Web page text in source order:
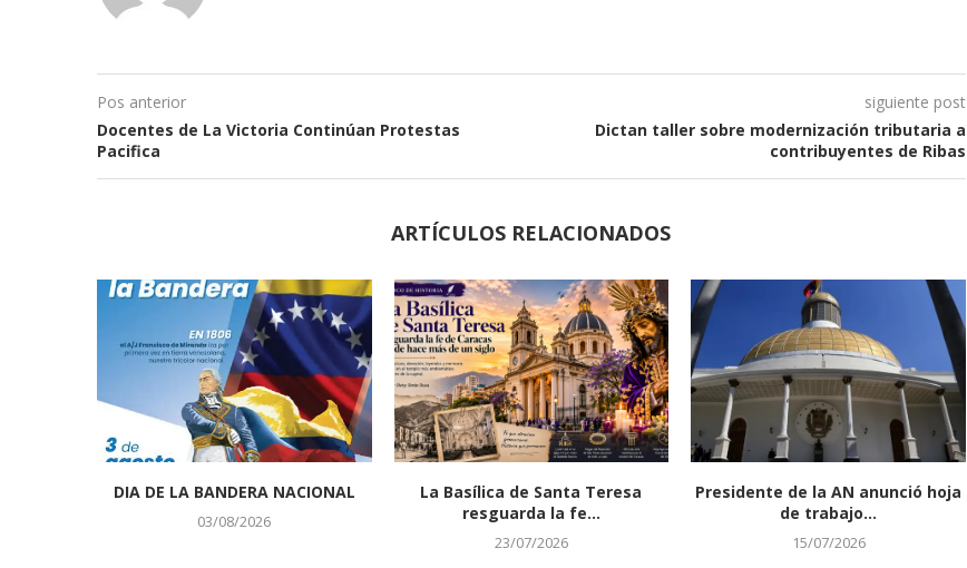
Pos anterior
Docentes de La Victoria Continúan Protestas
Pacifica
siguiente post
Dictan taller sobre modernización tributaria a
contribuyentes de Ribas
ARTÍCULOS RELACIONADOS
DIA DE LA BANDERA NACIONAL
03/08/2026
La Basílica de Santa Teresa
resguarda la fe...
23/07/2026
Presidente de la AN anunció hoja
de trabajo...
15/07/2026